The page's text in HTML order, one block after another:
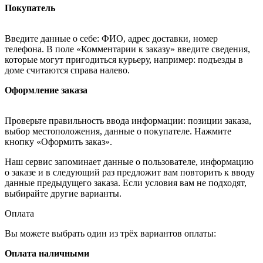
Покупатель
Введите данные о себе: ФИО, адрес доставки, номер
телефона. В поле «Комментарии к заказу» введите сведения,
которые могут пригодиться курьеру, например: подъезды в
доме считаются справа налево.
Оформление заказа
Проверьте правильность ввода информации: позиции заказа,
выбор местоположения, данные о покупателе. Нажмите
кнопку «Оформить заказ».
Наш сервис запоминает данные о пользователе, информацию
о заказе и в следующий раз предложит вам повторить к вводу
данные предыдущего заказа. Если условия вам не подходят,
выбирайте другие варианты.
Оплата
Вы можете выбрать один из трёх вариантов оплаты:
Оплата наличными